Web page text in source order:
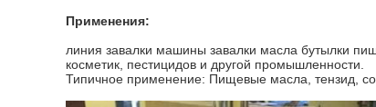
Применения:
линия завалки машины завалки масла бутылки
косметик, пестицидов и другой промышленности.
Типичное применение: Пищевые масла, тензид,